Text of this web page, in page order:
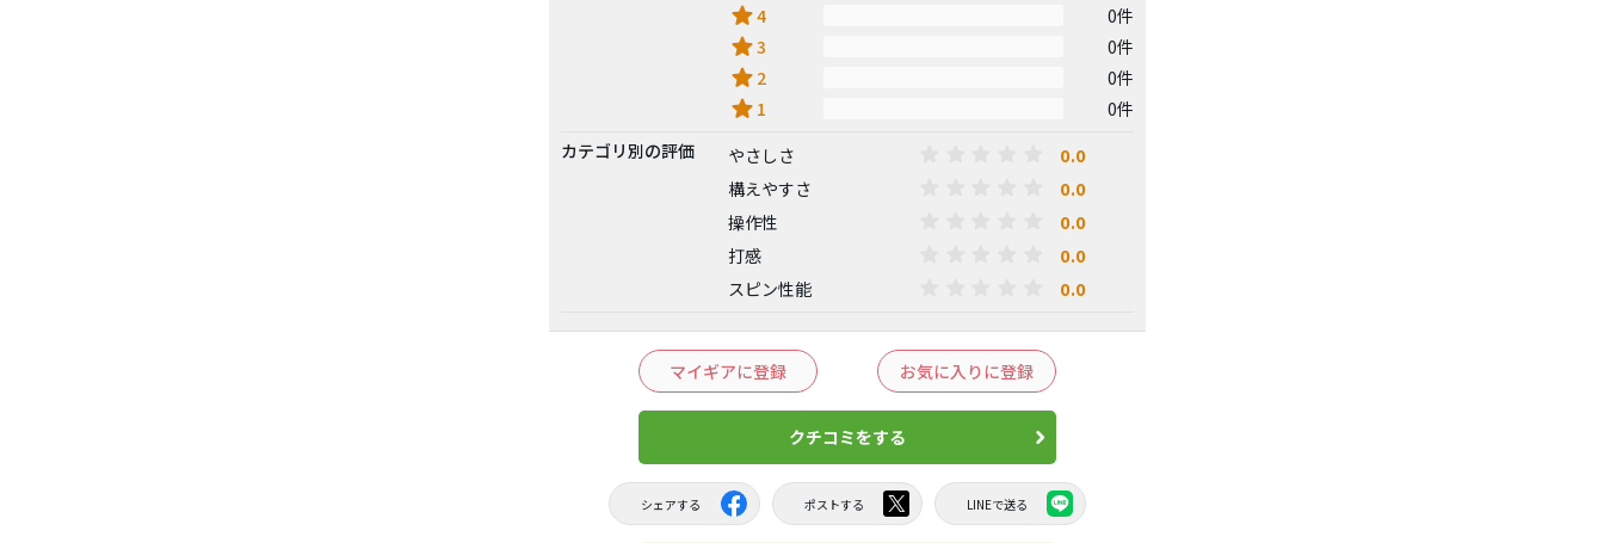
star4 0件
star3 0件
star 2 0件
star 1
0件
カテゴリ別の評価
やさしさ 0.0
構えやすさ 0.0
操作性 0.0
打感 0.0
スピン性能 0.0
マイギアに登録 お気に入りに登録
クチコミをする
シェアする ポストする LINEで送る